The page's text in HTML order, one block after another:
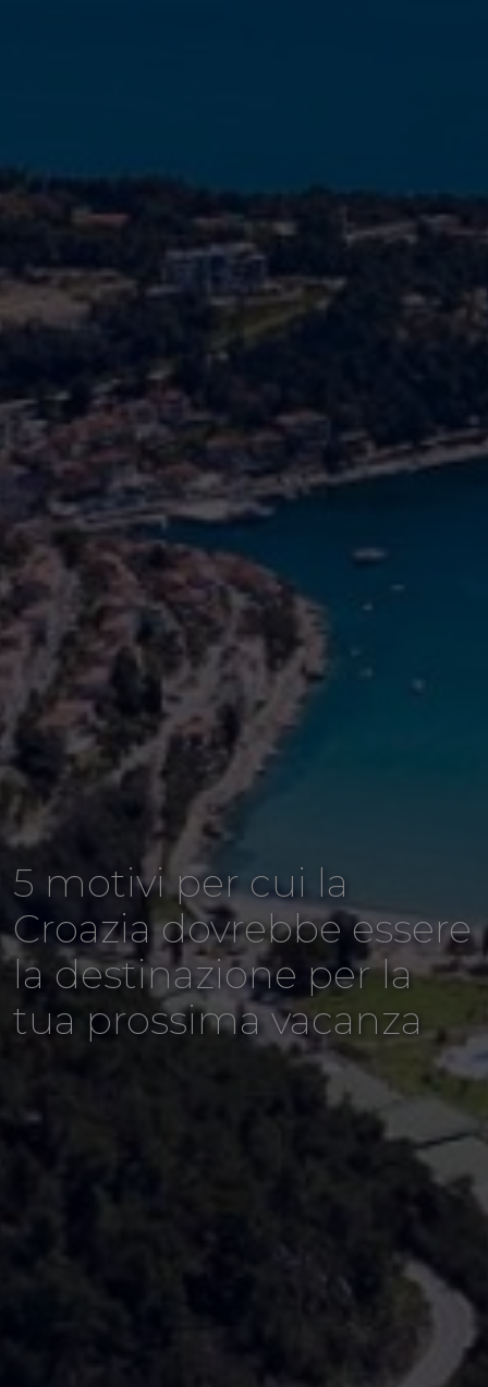
5 motivi per cui la
Croazia dovrebbe essere
la destinazione per la
tua prossima vacanza